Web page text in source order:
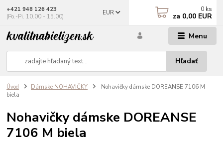
Menu
EUR
Hľadať
+421 948 126 423
(Po.-Pi. 10.00 - 15.00)
0 ks
za 0,00 EUR
Úvod Dámske NOHAVIČKY
Nohavičky dámske DOREANSE 7106 M
biela
Nohavičky dámske DOREANSE
7106 M biela